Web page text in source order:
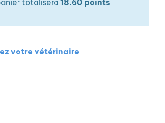
totalisera 18.60 points
votre vétérinaire